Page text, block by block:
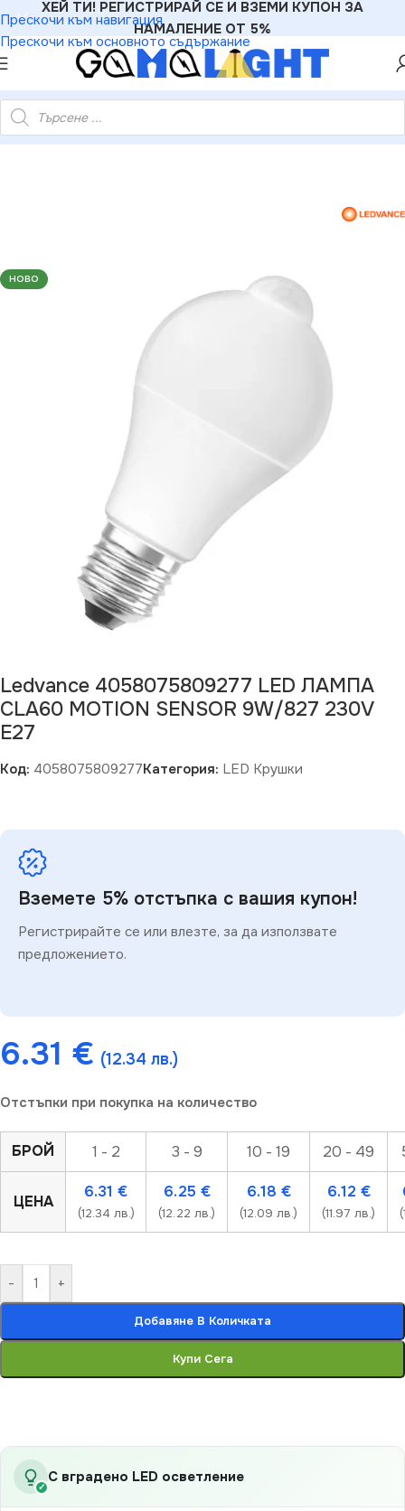
Прескочи към навигация
Прескочи към основното съдържание
ХЕЙ ТИ! РЕГИСТРИРАЙ СЕ И ВЗЕМИ КУПОН ЗА
НАМАЛЕНИЕ ОТ 5%
LED ЛАМПА CLA60 MOTION SENSOR 9W/827 230V E27
НОВО
Ledvance 4058075809277 LED ЛАМПА
CLA60 MOTION SENSOR 9W/827 230V
E27
Код: 4058075809277Категория: LED Крушки
Вземете 5% отстъпка с вашия купон!
Регистрирайте се или влезте, за да използвате
предложението.
6.31 € (12.34 лв.)
Отстъпки при покупка на количество
БРОЙ 1 - 2 3 - 9 10 - 19 20 - 49
ЦЕНА
6.31 €
(12.34 лв.)
6.25 €
(12.22 лв.)
6.18 €
(12.09 лв.)
6.12 €
(11.97 лв.)
- +
Добавяне В Количката
Купи Сега
✓
С вградено LED осветление